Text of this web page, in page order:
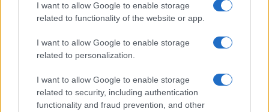
I want to allow Google to enable storage
related to functionality of the website or app.
I want to allow Google to enable storage
related to personalization.
I want to allow Google to enable storage
related to security, including authentication
functionality and fraud prevention, and other
Számos népszerű Samsung Galaxy készülék kimarad a One
iPhone 18 bemutató dátum - ekkor rántja le a leplet az
Az Android rejtett automatizmusai: hat funkció, amely
észrevétlenül könnyíti meg a mindennapokat